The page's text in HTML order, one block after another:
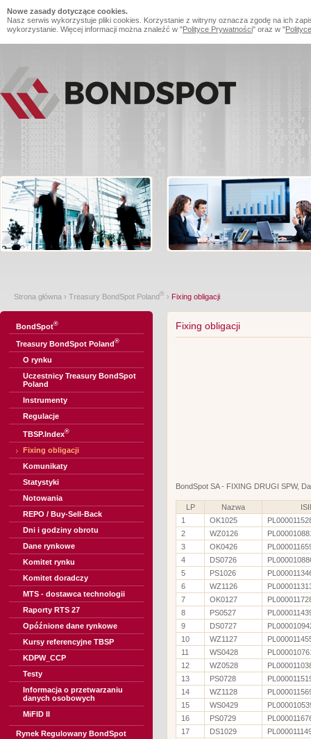
Nowe zasady dotyczące cookies.
Nasz serwis wykorzystuje pliki cookies. Korzystanie z witryny oznacza zgodę na ich
wykorzystanie. Więcej informacji można znaleźć w "Polityce Prywatności" oraz w "
Strona główna › Treasury BondSpot Poland® › Fixing obligacji
BondSpot®
Treasury BondSpot Poland®
O rynku
Uczestnicy Treasury BondSpot
Poland
Instrumenty
Regulacje
TBSP.Index®
Fixing obligacji
Komunikaty
Statystyki
Notowania
REPO / Buy-Sell-Back
Dni i godziny obrotu
Dane rynkowe
Komitet rynku
Komitet doradczy
MTS - dostawca technologii
Raporty RTS 27
Opóźnione dane rynkowe
Kursy referencyjne TBSP
KDPW_CCP
Testy
Informacja o przetwarzaniu
danych osobowych
MiFID II
Rynek Regulowany BondSpot
Fixing obligacji
BondSpot SA - FIXING DRUGI SPW,
LP Nazwa
1
OK1025
2
WZ0126
3
OK0426
4
DS0726
5
PS1026
6
WZ1126
7
OK0127
8
PS0527
9
DS0727
10
WZ1127
11
WS0428
12
WZ0528
13
PS0728
14
WZ1128
15
WS0429
16
PS0729
17
DS1029